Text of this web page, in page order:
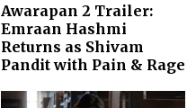
Awarapan 2 Trailer:
Emraan Hashmi
Returns as Shivam
Pandit with Pain & Rage